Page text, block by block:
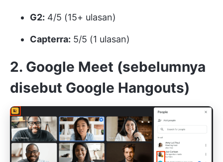
G2: 4/5 (15+ ulasan)
Capterra: 5/5 (1 ulasan)
2. Google Meet (sebelumnya
disebut Google Hangouts)